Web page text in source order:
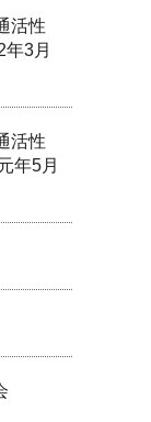
活性
3月
活性
年5月